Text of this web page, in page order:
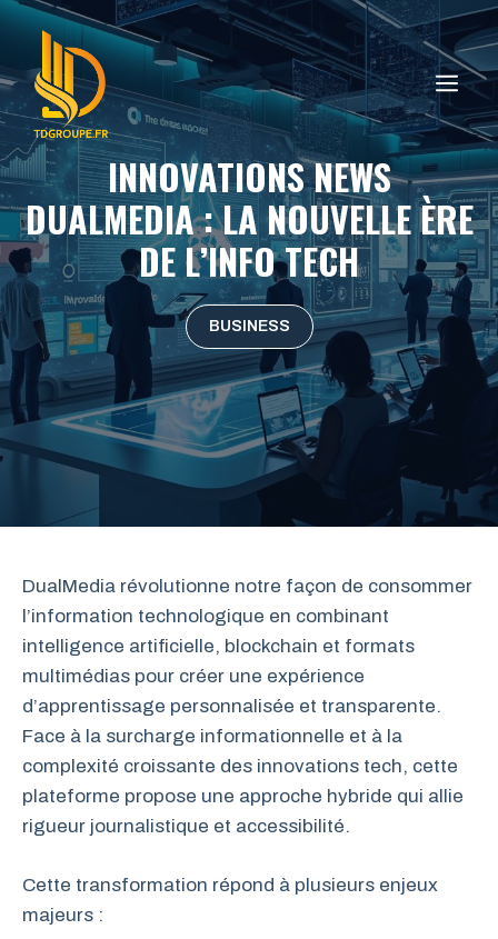
Aller
contenu
INNOVATIONS NEWS
DUALMEDIA : LA NOUVELLE ÈRE
DE L’INFO TECH
BUSINESS
DualMedia révolutionne notre façon de consommer
l’information technologique en combinant
intelligence artificielle, blockchain et formats
multimédias pour créer une expérience
d’apprentissage personnalisée et transparente.
Face à la surcharge informationnelle et à la
complexité croissante des innovations tech, cette
plateforme propose une approche hybride qui allie
rigueur journalistique et accessibilité.
Cette transformation répond à plusieurs enjeux
majeurs :